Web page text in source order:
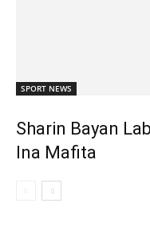
SPORT NEWS
Sharin Bayan
Ina Mafita